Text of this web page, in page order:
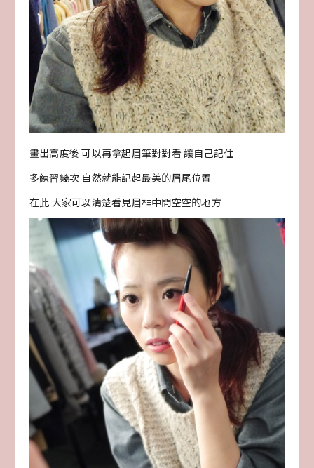
畫出高度後 可以再拿起眉筆對對看 讓自己記住
多練習幾次 自然就能記起最美的眉尾位置
在此 大家可以清楚看見眉框中間空空的地方